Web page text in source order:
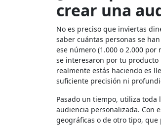
crear una
No es preciso que inviertas
saber cuántas personas se
ese número (1.000 o 2.000
se interesaron por tu producto
realmente estás haciendo es
suficiente precisión ni
Pasado un tiempo, utiliza
audiencia personalizada. Con
geográficas o de otro tipo, que